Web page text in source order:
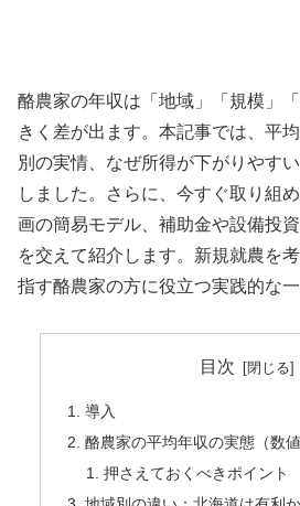
酪農家の年収は「地域」「規模」
きく差が出ます。本記事では、平
別の実情、なぜ所得が下がりやす
しました。さらに、今すぐ取り組
画の簡易モデル、補助金や設備投
を交えて紹介します。新規就農を
指す酪農家の方に役立つ実践的な一
目次
導入
酪農家の平均年収の実態（数値
押さえておくべきポイント